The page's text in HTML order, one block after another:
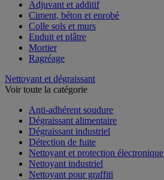
Adjuvant et additif
Ciment, béton et enrobé
Colle sols et murs
Enduit et plâtre
Mortier
Ragréage
Nettoyant et dégraissant
Voir toute la catégorie
Anti-adhérent soudure
Dégraissant alimentaire
Dégraissant industriel
Détection de fuite
Nettoyant et protection électronique
Nettoyant industriel
Nettoyant pour graffiti